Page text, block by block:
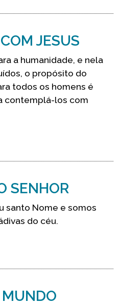
JESUS
a humanidade, e nela
o propósito do
todos os homens é
contemplá-los com
SENHOR
santo Nome e somos
do céu.
MUNDO